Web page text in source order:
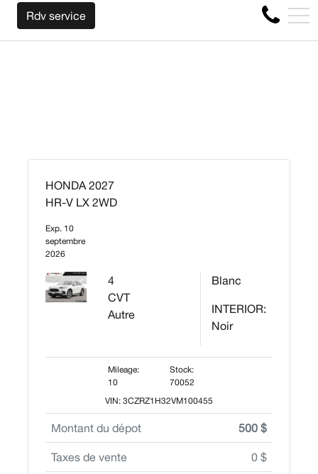
NOUS RACHETONS VOTRE AUTO PEU
4356 Boul Métropolitain E, Montréal, QC, CA H1S 1A2
EN
Rdv service
HONDA 2027
HR-V LX 2WD
Exp. 10
septembre
2026
4
CVT
Autre
Blanc
INTERIOR:
Noir
Mileage:
10
Stock:
70052
VIN: 3CZRZ1H32VM100455
Montant du dépot 500 $
Taxes de vente 0 $